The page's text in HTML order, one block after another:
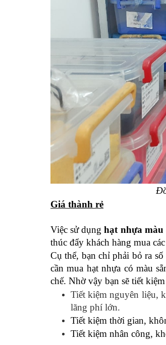
Giá thành rẻ
Việc sử dụng hạt nhựa màu
thúc đẩy khách hàng mua
Cụ thể, bạn chỉ phải bỏ ra
cần mua hạt nhựa có màu
chế. Nhờ vậy bạn sẽ tiết
Tiết kiệm nguyên liệu,
lãng phí lớn.
Tiết kiệm thời gian,
Tiết kiệm nhân công,